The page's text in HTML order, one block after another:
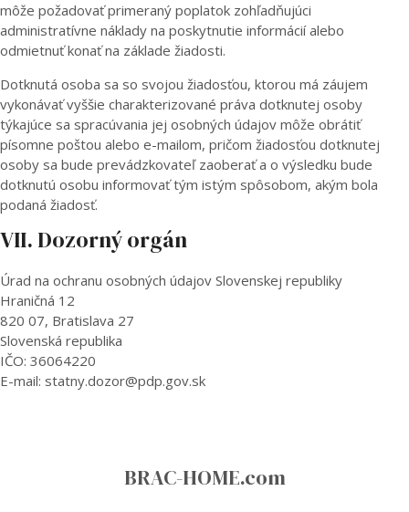
môže požadovať primeraný poplatok zohľadňujúci
administratívne náklady na poskytnutie informácií alebo
odmietnuť konať na základe žiadosti.
Dotknutá osoba sa so svojou žiadosťou, ktorou má záujem
vykonávať vyššie charakterizované práva dotknutej osoby
týkajúce sa spracúvania jej osobných údajov môže obrátiť
písomne poštou alebo e-mailom, pričom žiadosťou dotknutej
osoby sa bude prevádzkovateľ zaoberať a o výsledku bude
dotknutú osobu informovať tým istým spôsobom, akým bola
podaná žiadosť.
VII. Dozorný orgán
Úrad na ochranu osobných údajov Slovenskej republiky
Hraničná 12
820 07, Bratislava 27
Slovenská republika
IČO: 36064220
E-mail: statny.dozor@pdp.gov.sk
BRAC-HOME.com